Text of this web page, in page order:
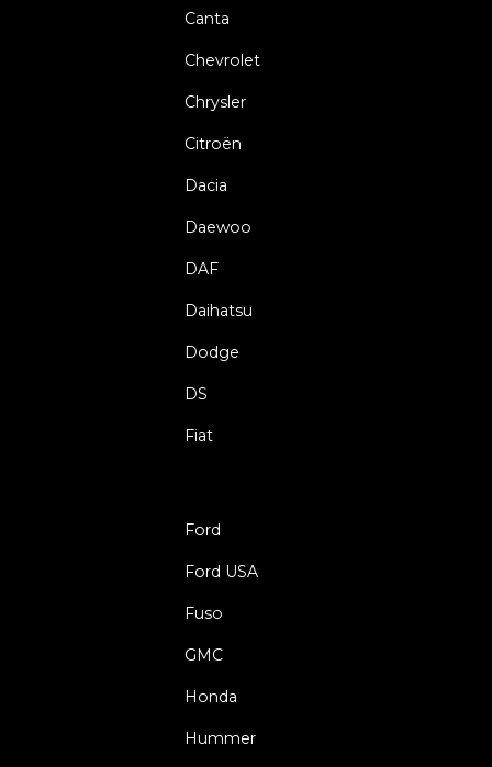
Canta
Chevrolet
Chrysler
Citroën
Dacia
Daewoo
DAF
Daihatsu
Dodge
DS
Fiat
Ford
Ford USA
Fuso
GMC
Honda
Hummer